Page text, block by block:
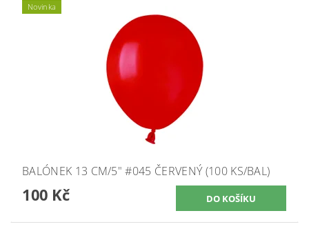
Novinka
BALÓNEK 13 CM/5" #045 ČERVENÝ (100 KS/BAL)
100 Kč